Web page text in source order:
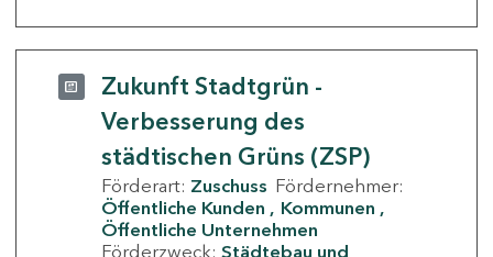
Zukunft Stadtgrün -
Verbesserung des
städtischen Grüns (ZSP)
Förderart: Zuschuss Fördernehmer:
Öffentliche Kunden
Kommunen
Öffentliche Unternehmen
Förderzweck: Städtebau und